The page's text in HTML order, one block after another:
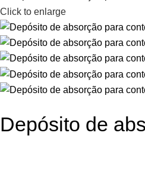
Click to enlarge
Depósito de